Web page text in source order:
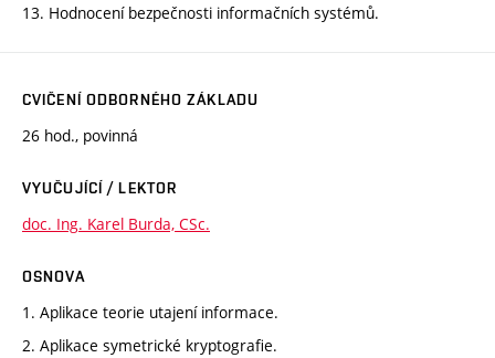
13. Hodnocení bezpečnosti informačních systémů.
CVIČENÍ ODBORNÉHO ZÁKLADU
26 hod., povinná
VYUČUJÍCÍ / LEKTOR
doc. Ing. Karel Burda, CSc.
OSNOVA
1. Aplikace teorie utajení informace.
2. Aplikace symetrické kryptografie.